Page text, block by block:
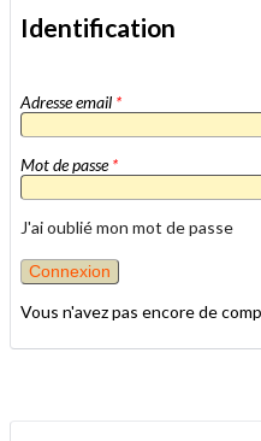
Identification
Adresse email *
Mot de passe*
J'ai oublié mon mot de passe
Vous n'avez pas encore de